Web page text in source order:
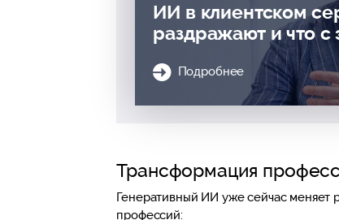
ИИ в клиентском
раздражают и что с
Подробнее
Трансформация
Генеративный ИИ уже сейчас меняет
профессий: